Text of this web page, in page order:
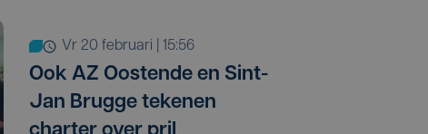
vr 20 februari | 15:56
Ook AZ Oostende en Sint-
Jan Brugge tekenen